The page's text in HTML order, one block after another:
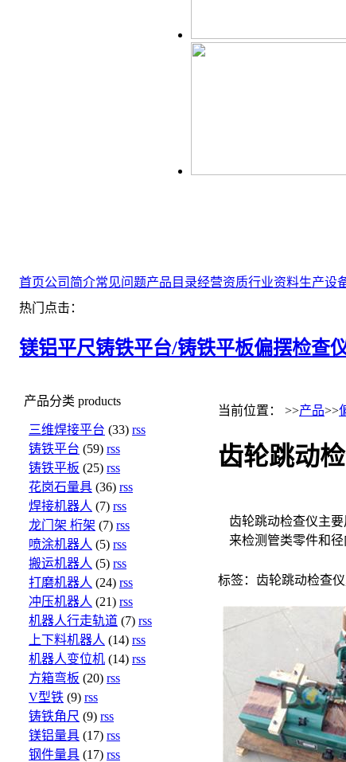
首页公司简介常见问题产品目录经营资质行业资料生产设
热门点击：
镁铝平尺铸铁平台/铸铁平板偏摆检查
产品分类 products
三维焊接平台 (33) rss
铸铁平台 (59) rss
铸铁平板 (25) rss
花岗石量具 (36) rss
焊接机器人 (7) rss
龙门架 桁架 (7) rss
喷涂机器人 (5) rss
搬运机器人 (5) rss
打磨机器人 (24) rss
冲压机器人 (21) rss
机器人行走轨道 (7) rss
上下料机器人 (14) rss
机器人变位机 (14) rss
方箱弯板 (20) rss
V型铁 (9) rss
铸铁角尺 (9) rss
镁铝量具 (17) rss
钢件量具 (17) rss
当前位置： >>产品>>
齿轮跳动
齿轮跳动检查仪主
来检测管类零件和径
标签：齿轮跳动检查